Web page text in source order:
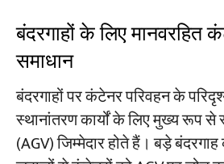
बंदरगाहों के लिए मानवरहित
समाधान
बंदरगाहों पर कंटेनर परिवहन के
स्थानांतरण कार्यों के लिए मुख्य रूप से
(AGV) जिम्मेदार होते हैं। बड़े